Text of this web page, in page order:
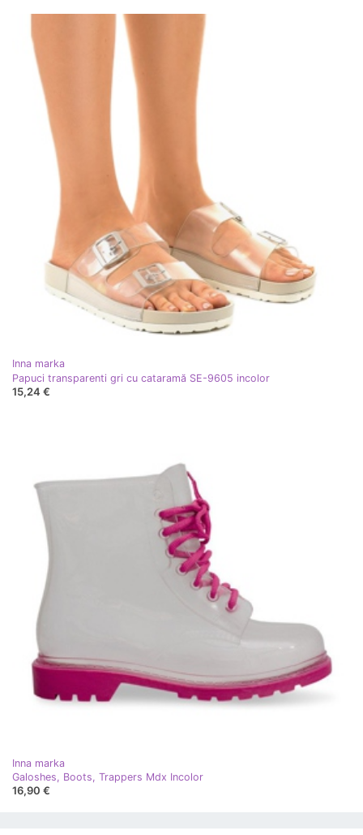
Inna marka
Papuci transparenti gri cu cataramă SE-9605 incolor
15,24 €
Inna marka
Galoshes, Boots, Trappers Mdx Incolor
16,90 €